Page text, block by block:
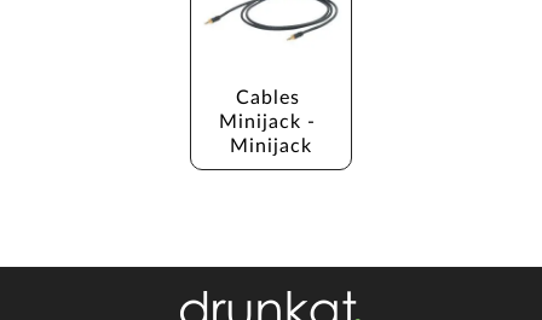
Cables
Minijack -
Minijack